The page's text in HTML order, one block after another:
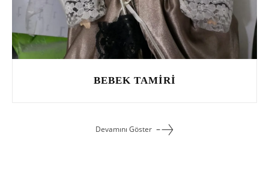
BEBEK TAMIRI
Devamını Göster